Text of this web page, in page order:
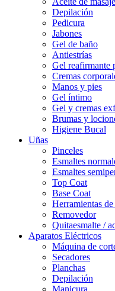
Depilación
Pedicura
Jabones
Gel de baño
Antiestrías
Gel reafirmante
Cremas
Manos y pies
Gel íntimo
Gel y cremas
Brumas y
Higiene Bucal
Uñas
Pinceles
Esmaltes
Esmaltes
Top Coat
Base Coat
Herramientas
Removedor
Quitaesmalte /
Aparatos Eléctricos
Máquina de
Secadores
Planchas
Depilación
Manicura